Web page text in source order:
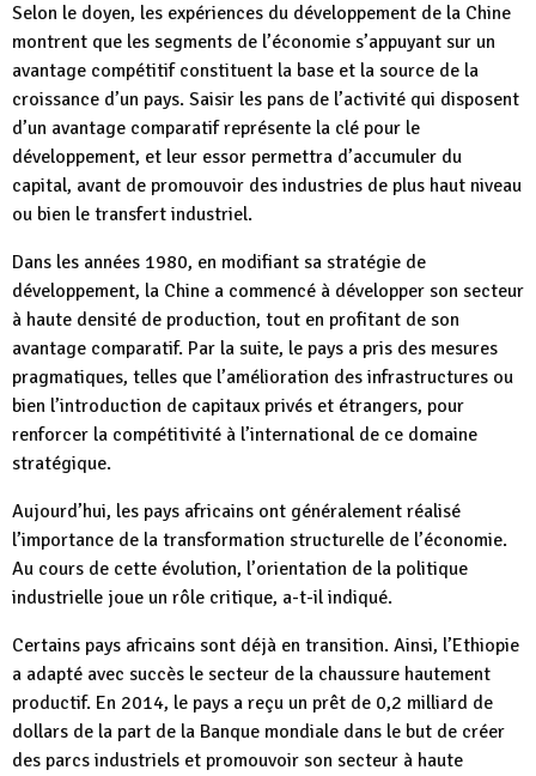
Selon le doyen, les expériences du développement de la Chine
montrent que les segments de l’économie s’appuyant sur un
avantage compétitif constituent la base et la source de la
croissance d’un pays. Saisir les pans de l’activité qui disposent
d’un avantage comparatif représente la clé pour le
développement, et leur essor permettra d’accumuler du
capital, avant de promouvoir des industries de plus haut niveau
ou bien le transfert industriel.
Dans les années 1980, en modifiant sa stratégie de
développement, la Chine a commencé à développer son secteur
à haute densité de production, tout en profitant de son
avantage comparatif. Par la suite, le pays a pris des mesures
pragmatiques, telles que l’amélioration des infrastructures ou
bien l’introduction de capitaux privés et étrangers, pour
renforcer la compétitivité à l’international de ce domaine
stratégique.
Aujourd’hui, les pays africains ont généralement réalisé
l’importance de la transformation structurelle de l’économie.
Au cours de cette évolution, l’orientation de la politique
industrielle joue un rôle critique, a-t-il indiqué.
Certains pays africains sont déjà en transition. Ainsi, l’Ethiopie
a adapté avec succès le secteur de la chaussure hautement
productif. En 2014, le pays a reçu un prêt de 0,2 milliard de
dollars de la part de la Banque mondiale dans le but de créer
des parcs industriels et promouvoir son secteur à haute